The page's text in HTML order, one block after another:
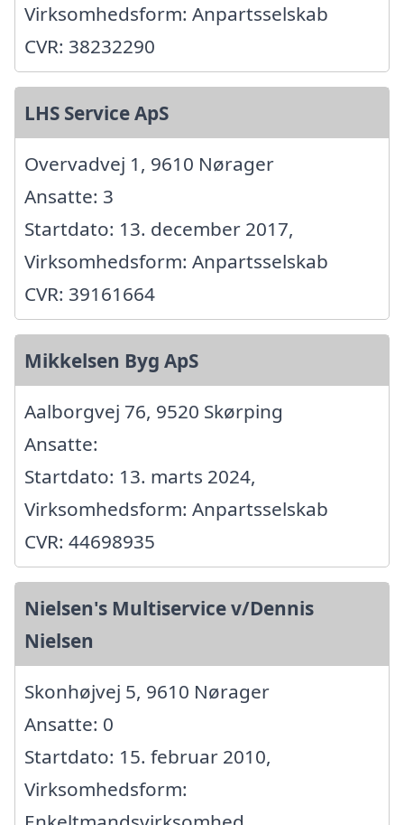
Virksomhedsform: Anpartsselskab
CVR: 38232290
LHS Service ApS
Overvadvej 1, 9610 Nørager
Ansatte: 3
Startdato: 13. december 2017,
Virksomhedsform: Anpartsselskab
CVR: 39161664
Mikkelsen Byg ApS
Aalborgvej 76, 9520 Skørping
Ansatte:
Startdato: 13. marts 2024,
Virksomhedsform: Anpartsselskab
CVR: 44698935
Nielsen's Multiservice v/Dennis
Nielsen
Skonhøjvej 5, 9610 Nørager
Ansatte: 0
Startdato: 15. februar 2010,
Virksomhedsform: